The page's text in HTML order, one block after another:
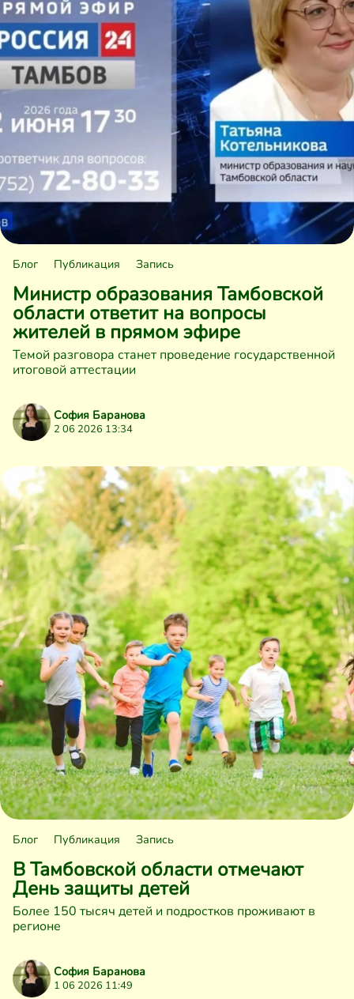
Блог Публикация Запись
Министр образования Тамбовской
области ответит на вопросы
жителей в прямом эфире
Темой разговора станет проведение государственной
итоговой аттестации
София Баранова
2 06 2026 13:34
Блог Публикация Запись
В Тамбовской области отмечают
День защиты детей
Более 150 тысяч детей и подростков проживают в
регионе
София Баранова
1 06 2026 11:49